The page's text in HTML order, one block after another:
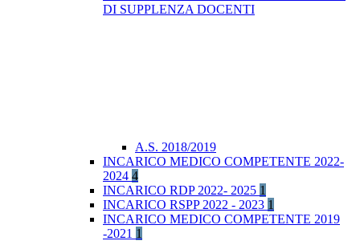
DI SUPPLENZA DOCENTI
A.S. 2018/2019
INCARICO MEDICO COMPETENTE 2022-
2024 4
INCARICO RDP 2022- 2025 1
INCARICO RSPP 2022 - 2023 1
INCARICO MEDICO COMPETENTE 2019
-2021 1